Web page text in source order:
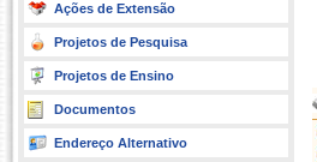
Ações de Extensão
Projetos de Pesquisa
Projetos de Ensino
Documentos
Endereço Alternativo